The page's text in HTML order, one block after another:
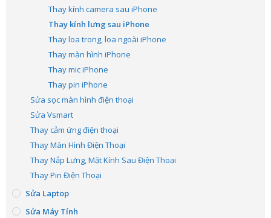
Thay kính camera sau iPhone
Thay kính lưng sau iPhone
Thay loa trong, loa ngoài iPhone
Thay màn hình iPhone
Thay mic iPhone
Thay pin iPhone
Sửa sọc màn hình điện thoại
Sửa Vsmart
Thay cảm ứng điện thoại
Thay Màn Hình Điện Thoại
Thay Nắp Lưng, Mặt Kính Sau Điện Thoại
Thay Pin Điện Thoại
Sửa Laptop
Sửa Máy Tính